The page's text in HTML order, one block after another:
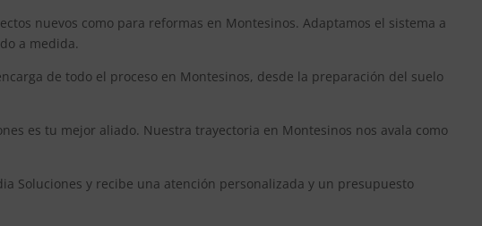
nuevos como para reformas en Montesinos. Adaptamos el sistema a
a medida.
de todo el proceso en Montesinos, desde la preparación del suelo
es tu mejor aliado. Nuestra trayectoria en Montesinos nos avala como
Soluciones y recibe una atención personalizada y un presupuesto